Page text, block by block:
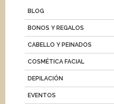
BLOG
BONOS Y REGALOS
CABELLO Y PEINADOS
COSMÉTICA FACIAL
DEPILACIÓN
EVENTOS